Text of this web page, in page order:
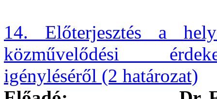
14. Előterjesztés a
közművelődési
igényléséről (2 határozat)